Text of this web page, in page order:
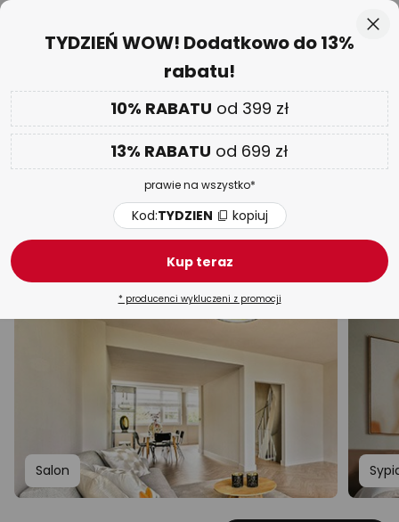
Przejdź
01 D 09 G 43 M 15 S
DODATKOWOnawet do 13% RABATU!
Kod:TYDZIEN kopiuj
TYDZIEŃ WOW| do -70%
Briloner lampy sufitowe
LED Złote Czarne Białe Panele LED
Salon
TYDZIEŃ WOW! Dodatkowo do 13%
rabatu!
10% RABATU od 399 zł
13% RABATU od 699 zł
prawie na wszystko*
Kod:TYDZIEN kopiuj
Kup teraz
* producenci wykluczeni z promocji